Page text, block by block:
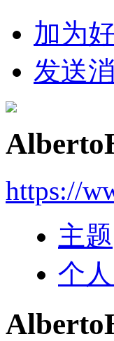
加为
发送
https://
主题
个